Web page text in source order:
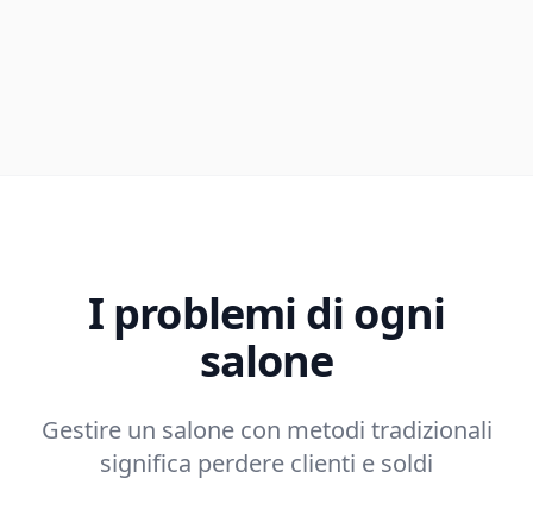
I problemi di ogni
salone
Gestire un salone con metodi tradizionali
significa perdere clienti e soldi